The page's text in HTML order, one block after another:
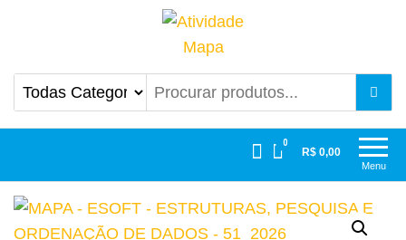
Atividade Mapa Mapa UniCesumar
Menu
0
R$ 0,00